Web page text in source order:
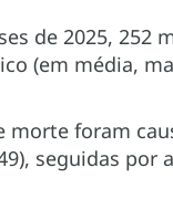
de 2025, 252
(em média,
morte foram
seguidas por